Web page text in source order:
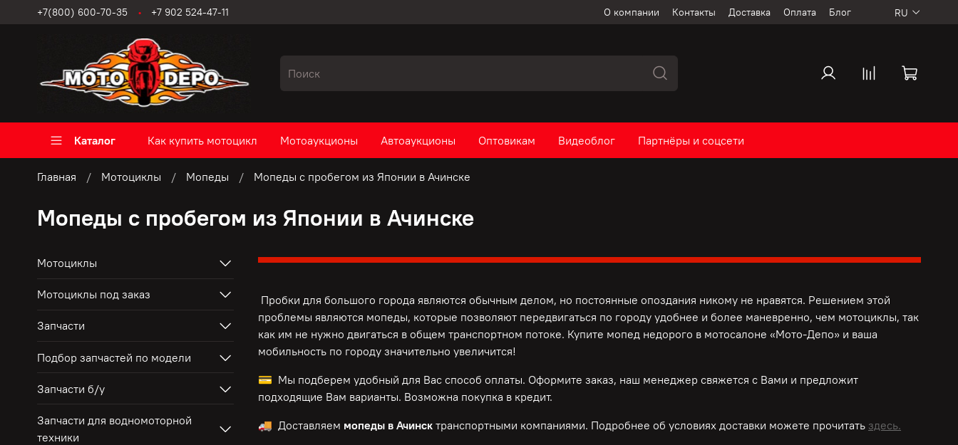
О компании Контакты Доставка Оплата Блог
+7(800) 600-70-35 +7 902 524-47-11 RU
Каталог Как купить мотоцикл Мотоаукционы Автоаукционы Оптовикам Видеоблог Партнёры и соцсети
Главная Мотоциклы Мопеды Мопеды с пробегом из Японии в Ачинске
Мопеды с пробегом из Японии в Ачинске
Пробки для большого города являются обычным делом, но постоянные опоздания никому не нравятся. Решением этой
проблемы являются мопеды, которые позволяют передвигаться по городу удобнее и более маневренно, чем мотоциклы, так
как им не нужно двигаться в общем транспортном потоке. Купите мопед недорого в мотосалоне «Мото-Депо» и ваша
мобильность по городу значительно увеличится!
💳 Мы подберем удобный для Вас способ оплаты. Оформите заказ, наш менеджер свяжется с Вами и предложит
подходящие Вам варианты. Возможна покупка в кредит.
🚚 Доставляем мопеды в Ачинсктранспортными компаниями. Подробнее об условиях доставки можете прочитать здесь.
Мотоциклы
Мотоциклы под заказ
Запчасти
Подбор запчастей по модели
Запчасти б/у
Запчасти для водномоторной
техники